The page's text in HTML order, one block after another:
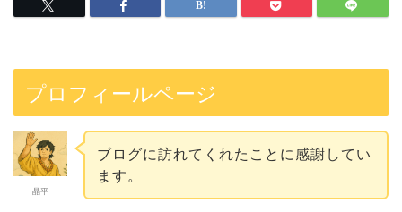
プロフィールページ
晶平
ブログに訪れてくれたことに感謝してい
ます。